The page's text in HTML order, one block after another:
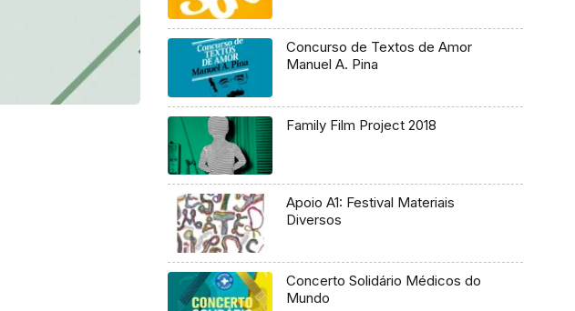
Concurso de Textos de Amor
Manuel A. Pina
Family Film Project 2018
Apoio A1: Festival Materiais
Diversos
Concerto Solidário Médicos do
Mundo